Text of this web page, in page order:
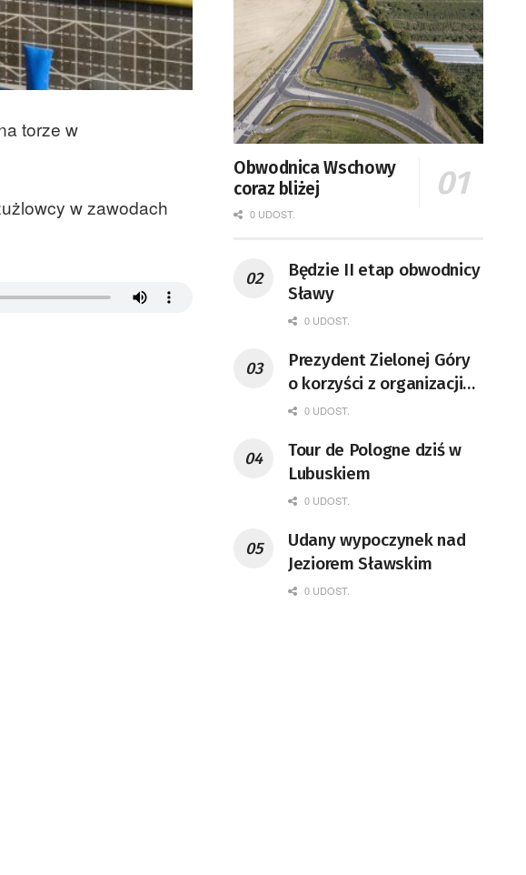
torze w
w zawodach
Obwodnica Wschowy
coraz bliżej
0 UDOST.
Będzie II etap obwodnicy
Sławy
0 UDOST.
Prezydent Zielonej Góry
o korzyści z organizacji
mety Tour de Pologne
0 UDOST.
Tour de Pologne dziś w
Lubuskiem
0 UDOST.
Udany wypoczynek nad
Jeziorem Sławskim
0 UDOST.